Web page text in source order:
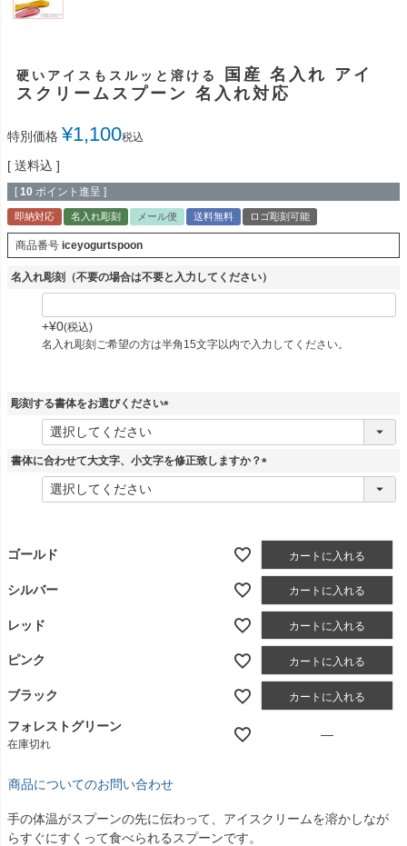
硬いアイスもスルッと溶ける
国産 名入れ アイ
スクリームスプーン 名入れ対応
特別価格 ¥1,100税込
送料込
[ 10 ポイント進呈 ]
即納対応 名入れ彫刻 メール便 送料無料 ロゴ彫刻可能
商品番号 iceyogurtspoon
名入れ彫刻（不要の場合は不要と入力してください）
+¥0 税込
名入れ彫刻ご希望の方は半角15文字以内で入力してください。
彫刻する書体をお選びください
(
須
書体に合わせて大文字、小文字を修正致しますか？
(
ゴールド カートに入れる
シルバー カートに入れる
レッド カートに入れる
ピンク カートに入れる
ブラック カートに入れる
フォレストグリーン
在庫切れ
—
商品についてのお問い合わせ
手の体温がスプーンの先に伝わって、アイスクリームを溶かしなが
らすぐにすくって食べられるスプーンです。